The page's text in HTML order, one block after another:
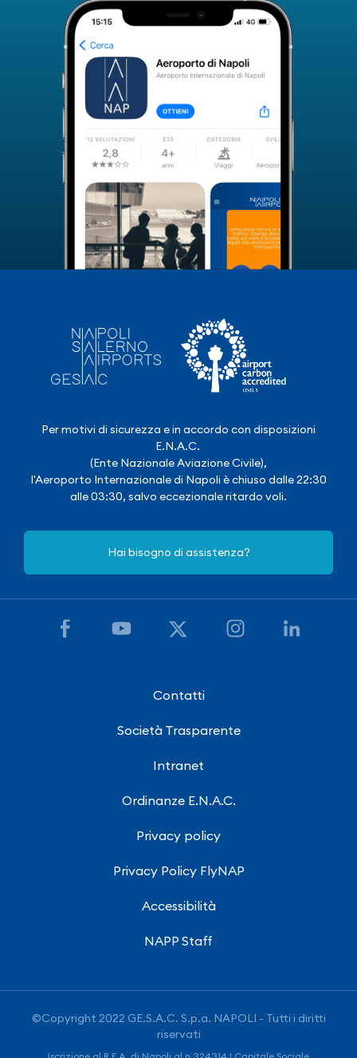
Per motivi di sicurezza e in accordo con disposizioni
E.N.A.C.
(Ente Nazionale Aviazione Civile),
l'Aeroporto Internazionale di Napoli è chiuso dalle 22:30
alle 03:30, salvo eccezionale ritardo voli.
Hai bisogno di assistenza?
Contatti
Società Trasparente
Intranet
Ordinanze E.N.A.C.
Privacy policy
Privacy Policy FlyNAP
Accessibilità
NAPP Staff
©Copyright 2022 GE.S.A.C. S.p.a. NAPOLI - Tutti i diritti
riservati